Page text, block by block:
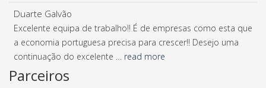
Duarte Galvão
Excelente equipa de trabalho!! É de empresas como esta que
a economia portuguesa precisa para crescer!! Desejo uma
continuação do excelente … read more
Parceiros